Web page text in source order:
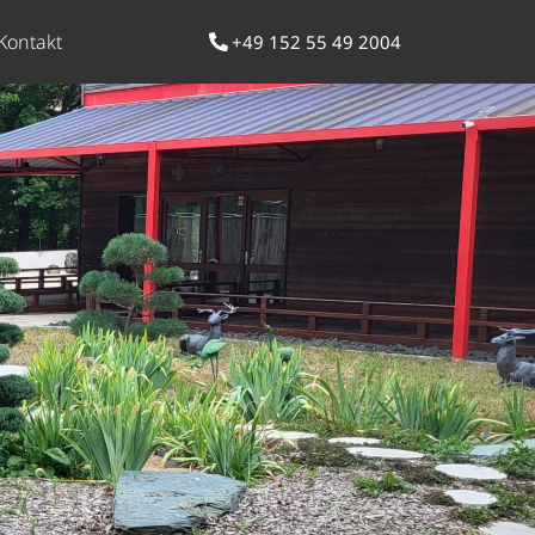
+49 152 55 49 2004